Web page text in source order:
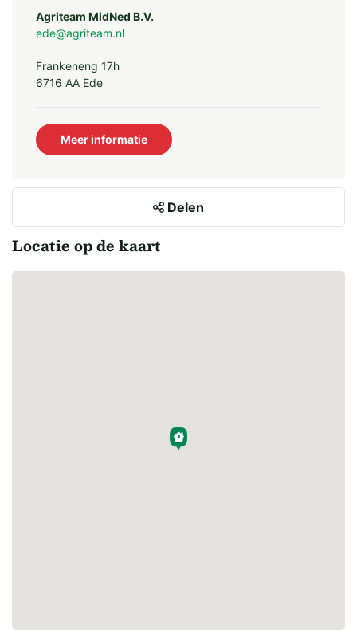
Agriteam MidNed B.V.
ede@agriteam.nl
Frankeneng 17h
6716 AA Ede
Meer informatie
Delen
Locatie op de kaart